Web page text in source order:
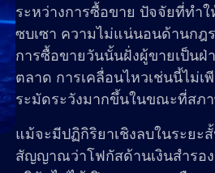
ระหว่างการซื้อขาย ปัจจัยที่ทำ
ซบเซา ความไม่แน่นอนด้านกฎ
การซื้อขายวันนั้นฝั่งผู้ขายเป็น
ตลาด การเคลื่อนไหวเช่นนี้ไม่
ระมัดระวังมากขึ้นในขณะที่สภ
แม้จะมีปฏิกิริยาเชิงลบในระยะ
สัญญาณว่าโฟกัสด้านเงินสำรอ